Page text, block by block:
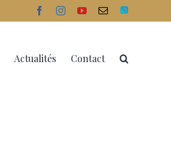
facebookinstagram
youtubeEmailDoctolib
Actualités Contact